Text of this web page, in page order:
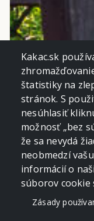
Kakac.sk
štatistiky na
stránok. S
nesúhlasiť
možnosť „bez
že sa nevydá
neobmedzí
informácií o
súborov cookie
Zásady